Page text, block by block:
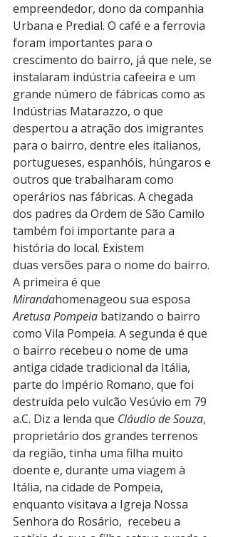
empreendedor, dono da companhia
Urbana e Predial. O café e a ferrovia
foram importantes para o
crescimento do bairro, já que nele, se
instalaram indústria cafeeira e um
grande número de fábricas como as
Indústrias Matarazzo, o que
despertou a atração dos imigrantes
para o bairro, dentre eles italianos,
portugueses, espanhóis, húngaros e
outros que trabalharam como
operários nas fábricas. A chegada
dos padres da Ordem de São Camilo
também foi importante para a
história do local. Existem
duas versões para o nome do bairro.
A primeira é que
Mirandahomenageou sua esposa
Aretusa Pompeia batizando o bairro
como Vila Pompeia. A segunda é que
o bairro recebeu o nome de uma
antiga cidade tradicional da Itália,
parte do Império Romano, que foi
destruída pelo vulcão Vesúvio em 79
a.C. Diz a lenda que Cláudio de Souza,
proprietário dos grandes terrenos
da região, tinha uma filha muito
doente e, durante uma viagem à
Itália, na cidade de Pompeia,
enquanto visitava a Igreja Nossa
Senhora do Rosário,  recebeu a